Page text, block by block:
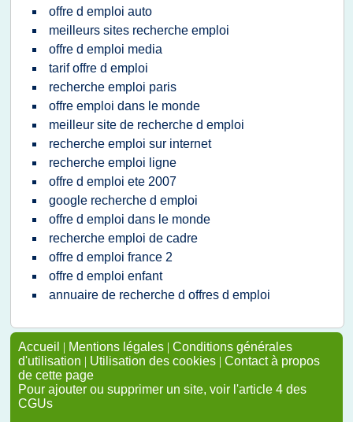
offre d emploi auto
meilleurs sites recherche emploi
offre d emploi media
tarif offre d emploi
recherche emploi paris
offre emploi dans le monde
meilleur site de recherche d emploi
recherche emploi sur internet
recherche emploi ligne
offre d emploi ete 2007
google recherche d emploi
offre d emploi dans le monde
recherche emploi de cadre
offre d emploi france 2
offre d emploi enfant
annuaire de recherche d offres d emploi
Accueil | Mentions légales | Conditions générales
d'utilisation | Utilisation des cookies | Contact à propos
de cette page
Pour ajouter ou supprimer un site, voir l'article 4 des
CGUs